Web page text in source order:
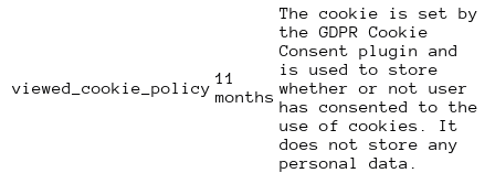
viewed_cookie_policy
11
months
The cookie is set by
the GDPR Cookie
Consent plugin and
is used to store
whether or not user
has consented to the
use of cookies. It
does not store any
personal data.